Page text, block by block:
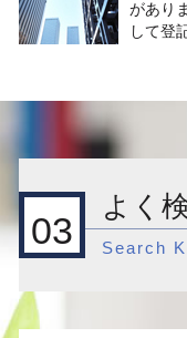
があり
して登
03
よく
Search